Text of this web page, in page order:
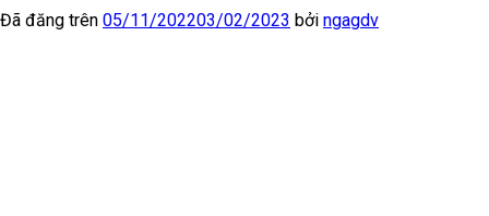
Đã đăng trên 05/11/202203/02/2023 bởi ngagdv